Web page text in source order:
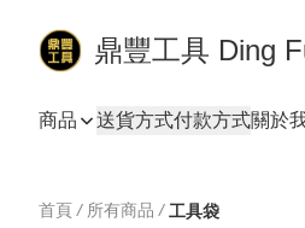
鼎豐工具 Ding
商品 送貨方式付款方式關於
首頁 / 所有商品 / 工具袋